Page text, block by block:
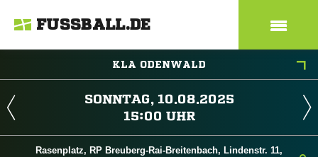
FUSSBALL.DE
KLA ODENWALD
 
 
Rasenplatz, RP Breuberg-Rai-Breitenbach, Lindenstr. 11,